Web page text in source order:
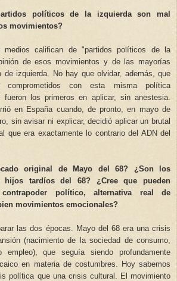
políticos de la izquierda son mal
movimientos?
medios califican de "partidos políticos de la
de esos movimientos y de las mayorías
de izquierda. No hay que olvidar, además, que
comprometidos con esta misma política
fueron los primeros en aplicar, sin anestesia.
en España cuando, de pronto, en mayo de
sin avisar ni explicar, decidió aplicar un brutal
que era exactamente lo contrario del ADN del
original de Mayo del 68? ¿Son los
hijos tardíos del 68? ¿Cree que pueden
político, alternativa real de
movimientos emocionales?
las dos épocas. Mayo del 68 era una crisis
(nacimiento de la sociedad de consumo,
empleo), que seguía siendo profundamente
en materia de costumbres. Hoy sabemos
política que una crisis cultural. El movimiento